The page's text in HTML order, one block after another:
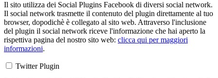
Il sito utilizza dei Social Plugins Facebook di diversi social network.
Il social network trasmette il contenuto del plugin direttamente al tuo
browser, dopodichè è collegato al sito web. Attraverso l'inclusione
del plugin il social network riceve l'informazione che hai aperto la
rispettiva pagina del nostro sito web: clicca qui per maggiori
informazioni.
Twitter Plugin